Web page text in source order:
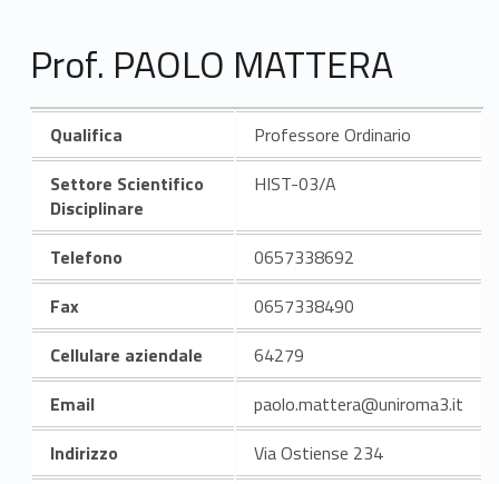
Prof. PAOLO MATTERA
Qualifica
Professore Ordinario
Settore Scientifico
Disciplinare
HIST-03/A
Telefono
0657338692
Fax
0657338490
Cellulare aziendale
64279
Email
paolo.mattera@uniroma3.it
Indirizzo
Via Ostiense 234